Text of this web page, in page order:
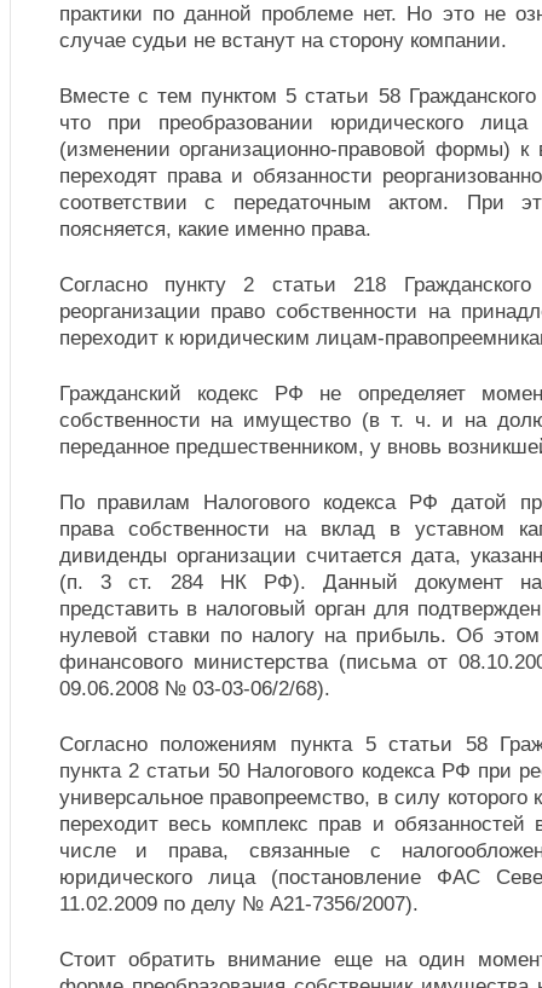
практики по данной проблеме нет. Но это не
случае судьи не встанут на сторону компании.
Вместе с тем пунктом 5 статьи 58
что при преобразовании юридического
(изменении организационно-правовой формы)
переходят права и обязанности
соответствии с передаточным актом. При
поясняется, какие именно права.
Согласно пункту 2 статьи 218
реорганизации право собственности на
переходит к юридическим лицам-
Гражданский кодекс РФ не определяет
собственности на имущество (в т. ч. и на
переданное предшественником, у вновь
По правилам Налогового кодекса РФ датой
права собственности на вклад в уставном
дивиденды организации считается дата,
(п. 3 ст. 284 НК РФ). Данный документ
представить в налоговый орган для
нулевой ставки по налогу на прибыль. Об
финансового министерства (письма от
09.06.2008 № 03-03-06/2/68).
Согласно положениям пункта 5 статьи 58
пункта 2 статьи 50 Налогового кодекса РФ при
универсальное правопреемство, в силу
переходит весь комплекс прав и
числе и права, связанные с
юридического лица (постановление ФАС
11.02.2009 по делу № А21-7356/2007).
Стоит обратить внимание еще на один